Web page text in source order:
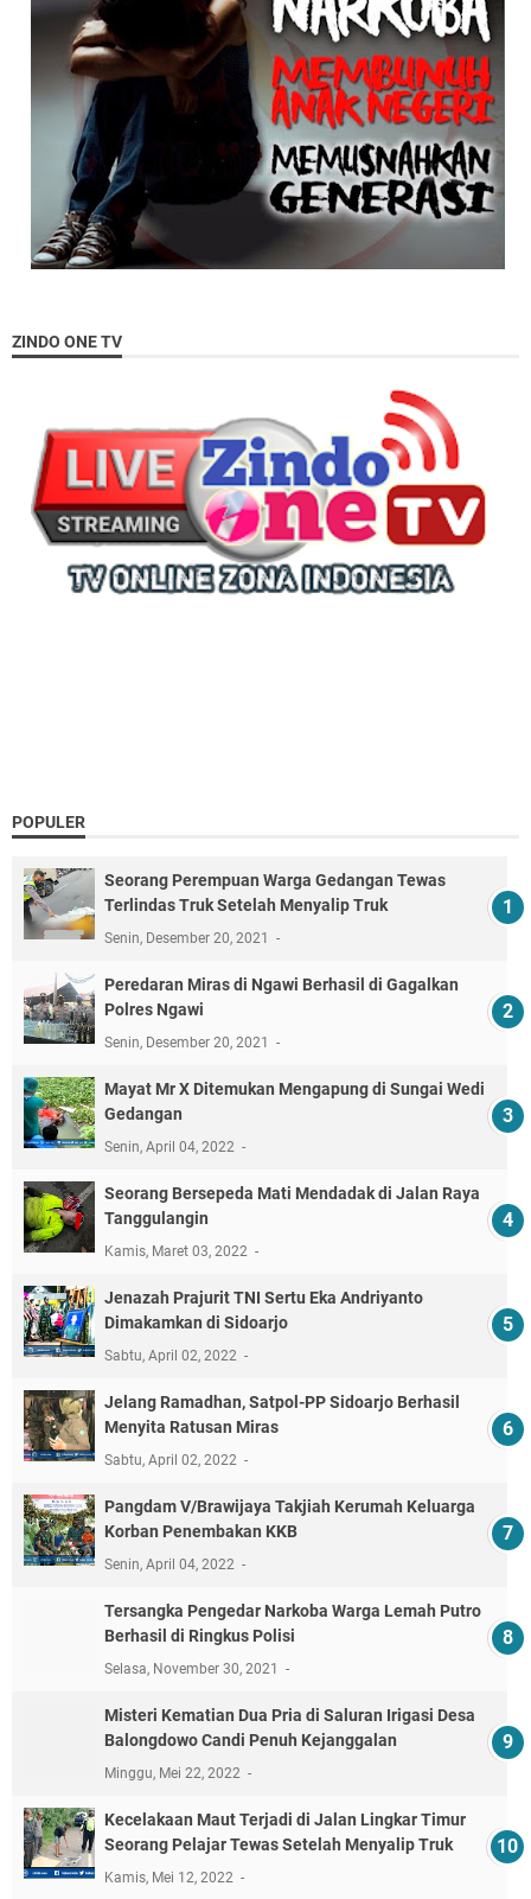
ZINDO ONE TV
POPULER
Seorang Perempuan Warga Gedangan Tewas
Terlindas Truk Setelah Menyalip Truk
Senin, Desember 20, 2021
Peredaran Miras di Ngawi Berhasil di Gagalkan
Polres Ngawi
Senin, Desember 20, 2021
Mayat Mr X Ditemukan Mengapung di Sungai Wedi
Gedangan
Senin, April 04, 2022
Seorang Bersepeda Mati Mendadak di Jalan Raya
Tanggulangin
Kamis, Maret 03, 2022
Jenazah Prajurit TNI Sertu Eka Andriyanto
Dimakamkan di Sidoarjo
Sabtu, April 02, 2022
Jelang Ramadhan, Satpol-PP Sidoarjo Berhasil
Menyita Ratusan Miras
Sabtu, April 02, 2022
Pangdam V/Brawijaya Takjiah Kerumah Keluarga
Korban Penembakan KKB
Senin, April 04, 2022
Tersangka Pengedar Narkoba Warga Lemah Putro
Berhasil di Ringkus Polisi
Selasa, November 30, 2021
Misteri Kematian Dua Pria di Saluran Irigasi Desa
Balongdowo Candi Penuh Kejanggalan
Minggu, Mei 22, 2022
Kecelakaan Maut Terjadi di Jalan Lingkar Timur
Seorang Pelajar Tewas Setelah Menyalip Truk
Kamis, Mei 12, 2022